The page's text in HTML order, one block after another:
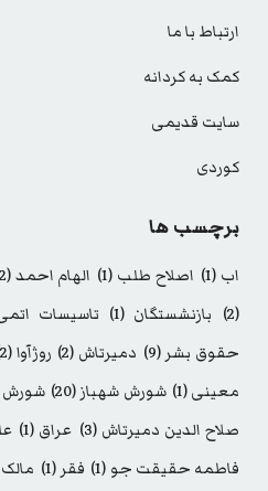
ارتباط با ما
کمک به کردانه
سایت قدیمی
کوردی
برچسب ها
اب (1) اصلاح طلب (1) الهام احمد(2)
(2)
بازنشستگان (1) تاسیسات
حقوق بشر (9) دمیرتاش (2) روژآوا(2)
معینی(1) شورش شهباز(20)
صلاح الدین دمیرتاش (3) عراق (1)
فاطمه حقیقت جو (1) فقر (1)